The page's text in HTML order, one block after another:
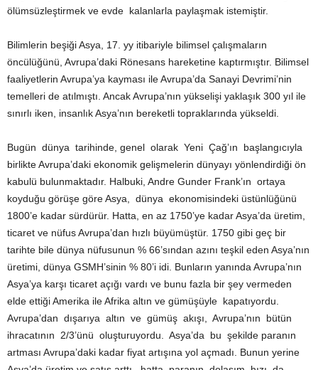
ölümsüzleştirmek ve evde kalanlarla paylaşmak istemiştir.
Bilimlerin beşiği Asya, 17. yy itibariyle bilimsel çalışmaların
öncülüğünü, Avrupa’daki Rönesans hareketine kaptırmıştır. Bilimsel
faaliyetlerin Avrupa’ya kayması ile Avrupa’da Sanayi Devrimi’nin
temelleri de atılmıştı. Ancak Avrupa’nın yükselişi yaklaşık 300 yıl ile
sınırlı iken, insanlık Asya’nın bereketli topraklarında yükseldi.
Bugün dünya tarihinde, genel olarak Yeni Çağ’ın başlangıcıyla
birlikte Avrupa’daki ekonomik gelişmelerin dünyayı yönlendirdiği ön
kabulü bulunmaktadır. Halbuki, Andre Gunder Frank’ın ortaya
koyduğu görüşe göre Asya, dünya ekonomisindeki üstünlüğünü
1800’e kadar sürdürür. Hatta, en az 1750’ye kadar Asya’da üretim,
ticaret ve nüfus Avrupa’dan hızlı büyümüştür. 1750 gibi geç bir
tarihte bile dünya nüfusunun % 66’sından azını teşkil eden Asya’nın
üretimi, dünya GSMH’sinin % 80’i idi. Bunların yanında Avrupa’nın
Asya’ya karşı ticaret açığı vardı ve bunu fazla bir şey vermeden
elde ettiği Amerika ile Afrika altın ve gümüşüyle kapatıyordu.
Avrupa’dan dışarıya altın ve gümüş akışı, Avrupa’nın bütün
ihracatının 2/3’ünü oluşturuyordu. Asya’da bu şekilde paranın
artması Avrupa’daki kadar fiyat artışına yol açmadı. Bunun yerine